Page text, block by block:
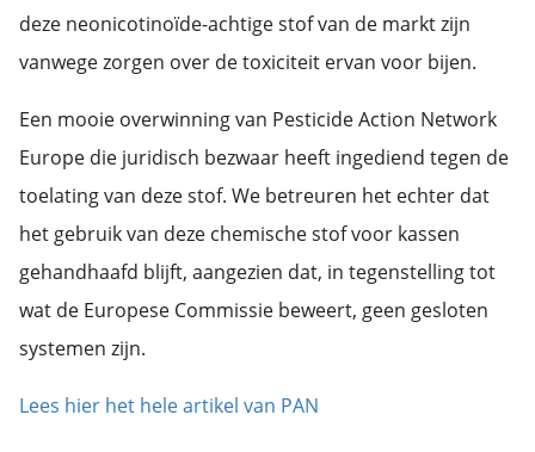
deze neonicotinoïde-achtige stof van de markt zijn
vanwege zorgen over de toxiciteit ervan voor bijen.
Een mooie overwinning van Pesticide Action Network
Europe die juridisch bezwaar heeft ingediend tegen de
toelating van deze stof. We betreuren het echter dat
het gebruik van deze chemische stof voor kassen
gehandhaafd blijft, aangezien dat, in tegenstelling tot
wat de Europese Commissie beweert, geen gesloten
systemen zijn.
Lees hier het hele artikel van PAN